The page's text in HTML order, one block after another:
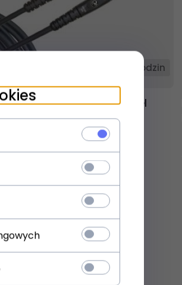
24 godzin
WAVES PW-G-05 kabel